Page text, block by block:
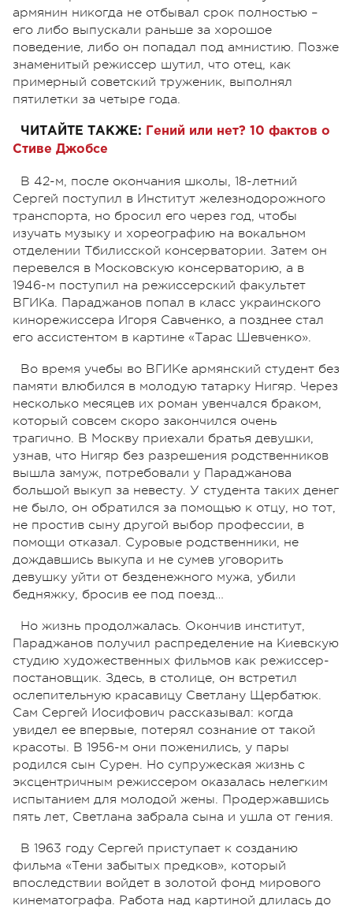
армянин никогда не отбывал срок полностью –
его либо выпускали раньше за хорошое
поведение, либо он попадал под амнистию. Позже
знаменитый режиссер шутил, что отец, как
примерный советский труженик, выполнял
пятилетки за четыре года.
ЧИТАЙТЕ ТАКЖЕ:
Гений или нет? 10 фактов о
Стиве Джобсе
В 42-м, после окончания школы, 18-летний
Сергей поступил в Институт железнодорожного
транспорта, но бросил его через год, чтобы
изучать музыку и хореографию на вокальном
отделении Тбилисской консерватории. Затем он
перевелся в Московскую консерваторию, а в
1946-м поступил на режиссерский факультет
ВГИКа. Параджанов попал в класс украинского
кинорежиссера Игоря Савченко, а позднее стал
его ассистентом в картине «Тарас Шевченко».
Во время учебы во ВГИКе армянский студент без
памяти влюбился в молодую татарку Нигяр. Через
несколько месяцев их роман увенчался браком,
который совсем скоро закончился очень
трагично. В Москву приехали братья девушки,
узнав, что Нигяр без разрешения родственников
вышла замуж, потребовали у Параджанова
большой выкуп за невесту. У студента таких денег
не было, он обратился за помощью к отцу, но тот,
не простив сыну другой выбор профессии, в
помощи отказал. Суровые родственники, не
дождавшись выкупа и не сумев уговорить
девушку уйти от безденежного мужа, убили
бедняжку, бросив ее под поезд…
Но жизнь продолжалась. Окончив институт,
Параджанов получил распределение на Киевскую
студию художественных фильмов как режиссер-
постановщик. Здесь, в столице, он встретил
ослепительную красавицу Светлану Щербатюк.
Сам Сергей Иосифович рассказывал: когда
увидел ее впервые, потерял сознание от такой
красоты. В 1956-м они поженились, у пары
родился сын Сурен. Но супружеская жизнь с
эксцентричным режиссером оказалась нелегким
испытанием для молодой жены. Продержавшись
пять лет, Светлана забрала сына и ушла от гения.
В 1963 году Сергей приступает к созданию
фильма «Тени забытых предков», который
впоследствии войдет в золотой фонд мирового
кинематографа. Работа над картиной длилась до